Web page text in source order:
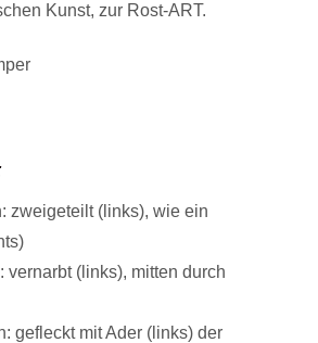
Kunst, zur Rost-ART.
zweigeteilt (links), wie ein
vernarbt (links), mitten durch
gefleckt mit Ader (links) der